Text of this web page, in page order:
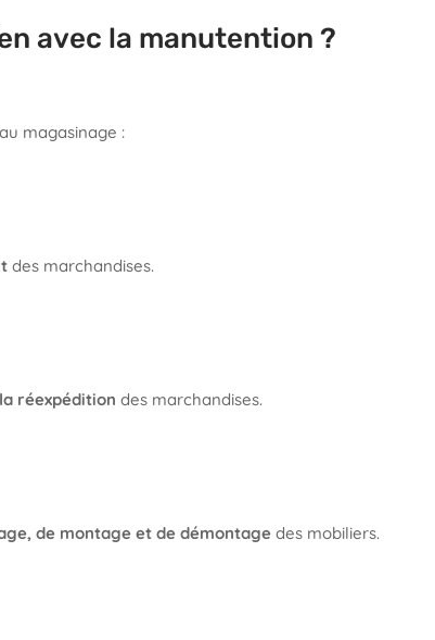
avec la manutention ?
magasinage :
des marchandises.
réexpédition des marchandises.
de montage et de démontage des mobiliers.